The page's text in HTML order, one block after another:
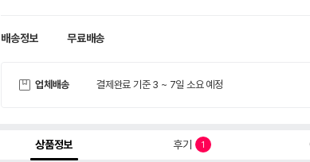
배송정보 무료배송
업체배송 결제완료 기준 3 ~ 7일 소요 예정
상품정보 후기 1